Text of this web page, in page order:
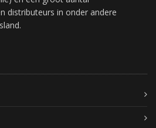
distributeurs in onder andere